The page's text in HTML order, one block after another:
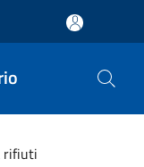
rifiuti